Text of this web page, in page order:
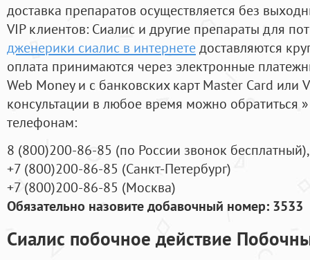
доставка препаратов осуществляется без
VIP клиентов: Сиалис и другие препараты для
дженерики сиалис в интернетедоставляются
оплата принимаются через электронные
Web Money и с банковских карт Master Card или
консультации в любое время можно обратиться
телефонам:
8 (800)200-86-85 (по России звонок бесплатный),
+7 (800)200-86-85 (Санкт-Петербург)
+7 (800)200-86-85 (Москва)
Обязательно назовите добавочный номер: 3533
Сиалис побочное действие